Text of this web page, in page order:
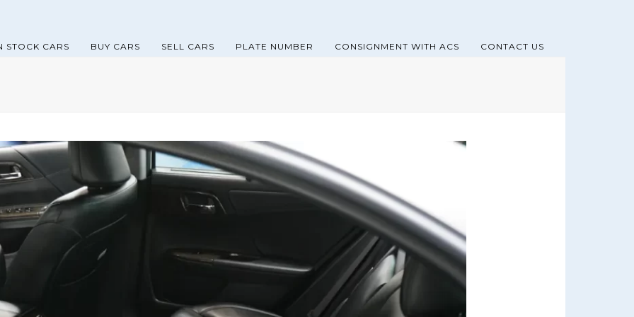
STOCK CARS BUY CARS SELL CARS PLATE NUMBER CONSIGNMENT WITH ACS CONTACT US